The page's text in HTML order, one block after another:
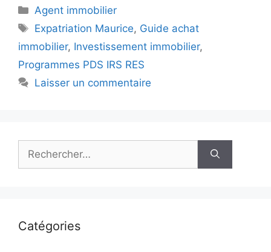
Catégories
Agent immobilier
Étiquettes
Expatriation Maurice, Guide achat
immobilier, Investissement immobilier,
Programmes PDS IRS RES
Laisser un commentaire
Catégories